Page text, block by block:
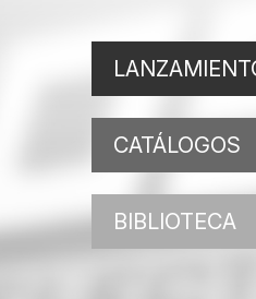
CATÁLOGOS
BIBLIOTECA